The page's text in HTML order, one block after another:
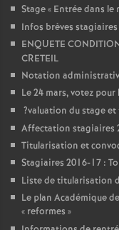
Stage « Entrée dans le
Infos brèves stagiaires
ENQUETE
CRETEIL
Notation
Le 24 mars, votez pour
?valuation du stage
Affectation stagiaires
Titularisation et
Stagiaires 2016-17 :
Liste de titularisation
Le plan Académique
« reformes »